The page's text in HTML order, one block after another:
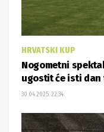
HRVATSKI KUP
Nogometni
ugostit će isti
30.04.2025. 22:34